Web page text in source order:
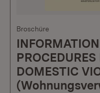
Broschüre
DOMESTIC